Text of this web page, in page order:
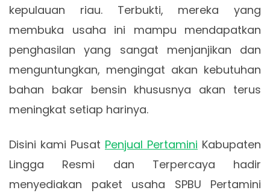
kepulauan riau. Terbukti, mereka yang
membuka usaha ini mampu mendapatkan
penghasilan yang sangat menjanjikan dan
menguntungkan, mengingat akan kebutuhan
bahan bakar bensin khususnya akan terus
meningkat setiap harinya.
Disini kami Pusat Penjual Pertamini Kabupaten
Lingga Resmi dan Terpercaya hadir
menyediakan paket usaha SPBU Pertamini